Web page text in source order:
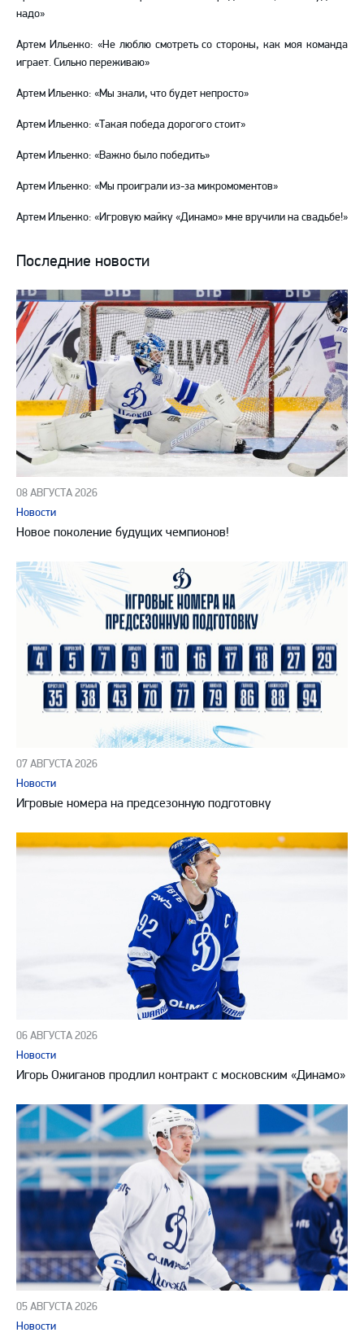
надо»
Артем Ильенко: «Не люблю смотреть со стороны, как моя команда
играет. Сильно переживаю»
Артем Ильенко: «Мы знали, что будет непросто»
Артем Ильенко: «Такая победа дорогого стоит»
Артем Ильенко: «Важно было победить»
Артем Ильенко: «Мы проиграли из-за микромоментов»
Артем Ильенко: «Игровую майку «Динамо» мне вручили на свадьбе!»
Последние новости
08 АВГУСТА 2026
Новости
Новое поколение будущих чемпионов!
07 АВГУСТА 2026
Новости
Игровые номера на предсезонную подготовку
06 АВГУСТА 2026
Новости
Игорь Ожиганов продлил контракт с московским «Динамо»
05 АВГУСТА 2026
Новости